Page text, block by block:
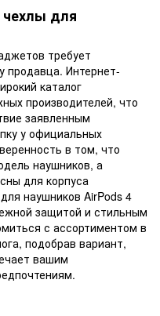
чехлы для
требует
продавца. Интернет-
каталог
производителей, что
заявленным
у официальных
в том, что
наушников, а
для корпуса
наушников AirPods 4
защитой и стильным
с ассортиментом в
подобрав вариант,
вашим